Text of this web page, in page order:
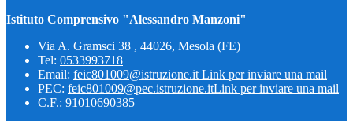
Istituto Comprensivo "Alessandro Manzoni"
Via A. Gramsci 38 , 44026, Mesola (FE)
Tel: 0533993718
Email: feic801009@istruzione.it Link per inviare una mail
PEC: feic801009@pec.istruzione.itLink per inviare una mail
C.F.: 91010690385